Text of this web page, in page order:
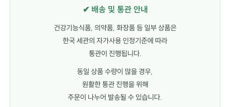
✔ 배송 및 통관 안내
건강기능식품, 의약품, 화장품 등 일부 상품은
한국 세관의 자가사용 인정기준에 따라
통관이 진행됩니다.
동일 상품 수량이 많을 경우,
원활한 통관 진행을 위해
주문이 나누어 발송될 수 있습니다.